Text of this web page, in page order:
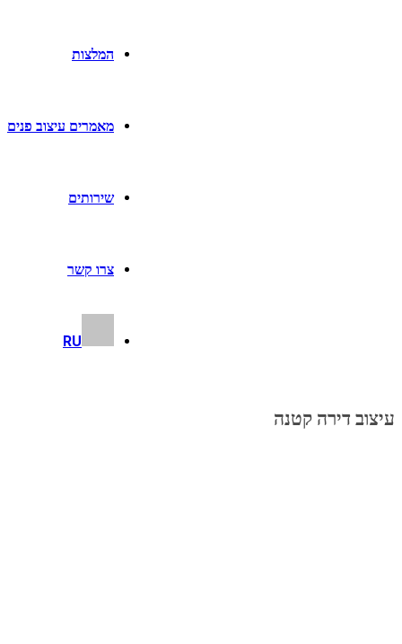
המלצות
מאמרים עיצוב פנים
שירותים
צרו קשר
RU
עיצוב דירה קטנה